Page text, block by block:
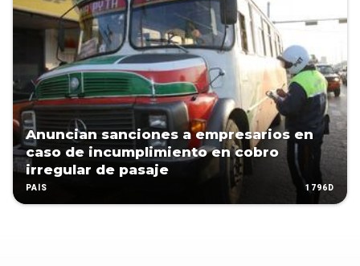
Anuncian sanciones a empresarios en
caso de incumplimiento en cobro
irregular de pasaje
PAÍS 1796D